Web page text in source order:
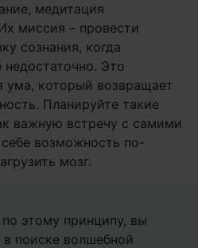
медитация
миссия – провести
сознания, когда
Это
который возвращает
Планируйте такие
важную встречу с самими
возможность по-
мозг.
этому принципу, вы
в поиске волшебной